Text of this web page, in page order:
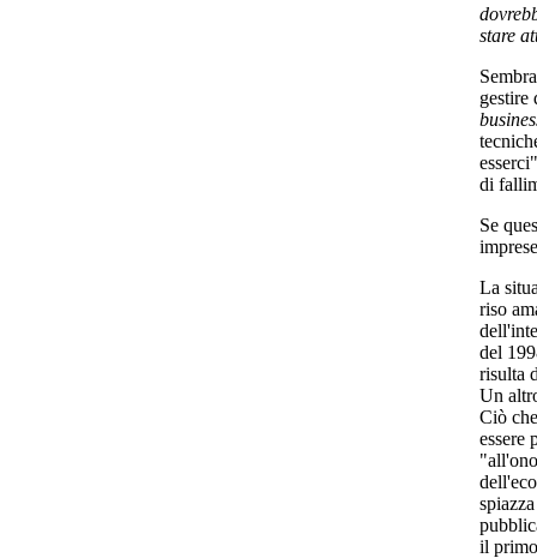
stare
gestire
di
Se
La
riso
del
risulta
Un
Ciò
essere
il